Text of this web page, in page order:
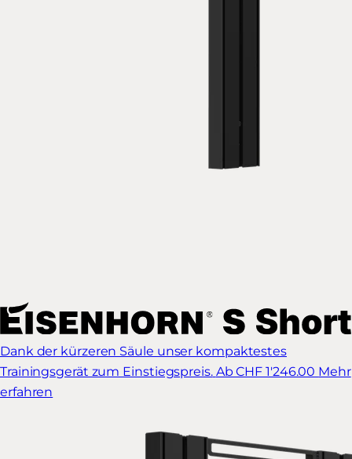
Dank der kürzeren Säule unser kompaktestes
Trainingsgerät zum Einstiegspreis. Ab CHF 1'246.00 Mehr
erfahren